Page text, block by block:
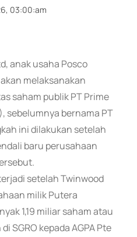
03:00:am
anak usaha Posco
melaksanakan
saham publik PT Prime
sebelumnya bernama PT
ini dilakukan setelah
baru perusahaan
setelah Twinwood
milik Putera
1,19 miliar saham atau
SGRO kepada AGPA Pte